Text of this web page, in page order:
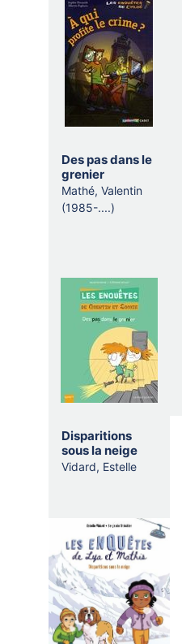
Des pas dans le
grenier
Mathé, Valentin
(1985-....)
Disparitions
sous la neige
Vidard, Estelle